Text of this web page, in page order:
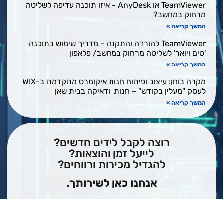
TeamViewer או AnyDesk – איזו תוכנה עדיפה לשליטה
מרחוק במחשב?
המשך קריאה »
TeamViewer להורדה והתקנה – מדריך שימוש בתוכנה
'טים ויואר' לשליטה מרחוק במחשב/ פלאפון
המשך קריאה »
מקרה בוחן: עיצוב ופיתוח חנות איקומרס מתקדמת ב-WIX
לעסק "מעלין בקודש" – חנות יודאיקה בבית שאן
המשך קריאה »
רוצה לקבל לידים חדשים?
לייעל זמן והוצאות?
להגדיל מכירות ורווחים?
אנחנו כאן לשירותך.